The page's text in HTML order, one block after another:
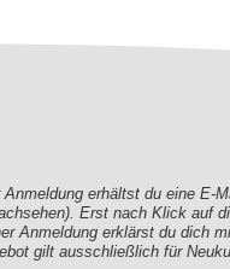
erhältst du eine E-
Erst nach Klick auf
Anmeldung erklärst du dich
gilt ausschließlich für